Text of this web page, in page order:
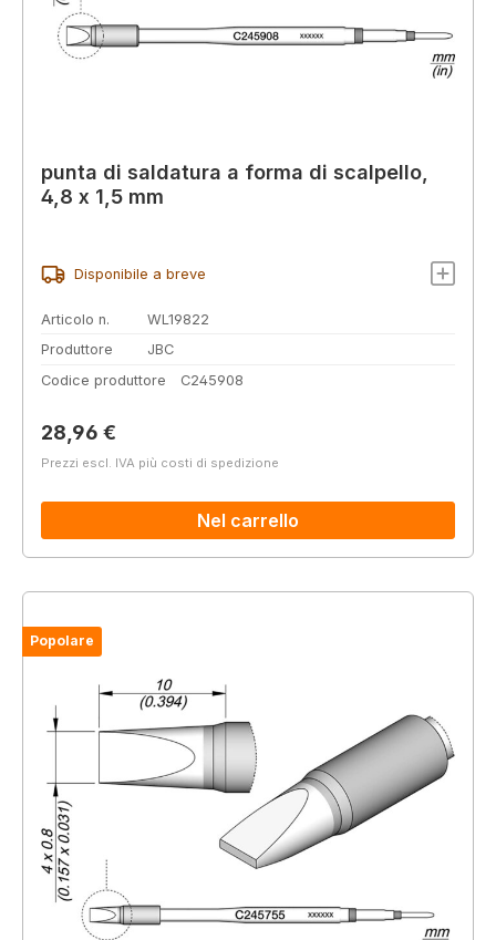
punta di saldatura a forma di scalpello,
4,8 x 1,5 mm
Disponibile a breve
Articolo n.
WL19822
Produttore
JBC
Codice produttore
C245908
Prezzo normale:
28,96 €
Prezzi escl. IVA più costi di spedizione
Nel carrello
Popolare